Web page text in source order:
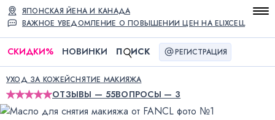
ВАЖНОЕ УВЕДОМЛЕНИЕ О ПОВЫШЕНИИ ЦЕН НА ELIXCELL
ЯПОНСКАЯ ЙЕНА И КАНАДА
СКИДКИ% НОВИНКИ П ИСК РЕГИСТРАЦИЯ
УХОД ЗА КОЖЕЙСНЯТИЕ МАКИЯЖА
ОТЗЫВЫ — 55ВОПРОСЫ — 3